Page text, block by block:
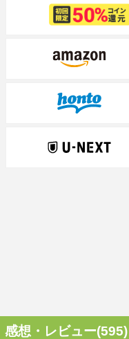
感想・レビュー(595)